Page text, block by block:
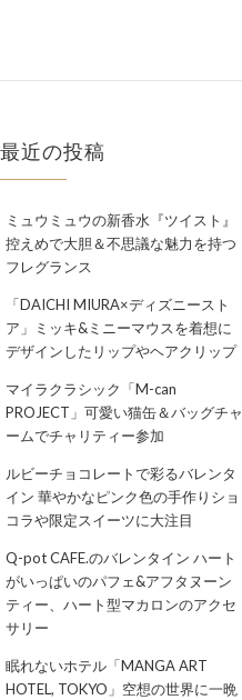
最近の投稿
ミュウミュウの新香水『ツイスト』
控えめで大胆＆不思議な魅力を持つ
フレグランス
「DAICHI MIURA×ディズニースト
ア」ミッキ&ミニーマウスを着想に
デザインしたリップやヘアクリップ
マイラクラシック「M-can
PROJECT」可愛い猫缶＆バッグチャ
ームでチャリティー参加
ルビーチョコレートで彩るバレンタ
イン 華やかなピンク色の手作りショ
コラや限定スイーツに大注目
Q-pot CAFE.のバレンタイン ハート
がいっぱいのパフェ&アフタヌーン
ティー、ハート型マカロンのアクセ
サリー
眠れないホテル「MANGA ART
HOTEL, TOKYO」空想の世界に一晩